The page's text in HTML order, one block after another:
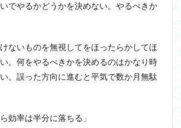
でやるかどうかを決めない。やるべきか
ないものを無視してをほったらかしてほ
。何をやるべきかを決めるのはかなり時
。誤った方向に進むと平気で数か月無駄
効率は半分に落ちる」